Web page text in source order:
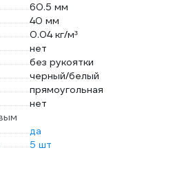
60.5 мм
40 мм
0.04 кг/м³
нет
без рукоятки
черный/белый
прямоугольная
нет
да
5 шт